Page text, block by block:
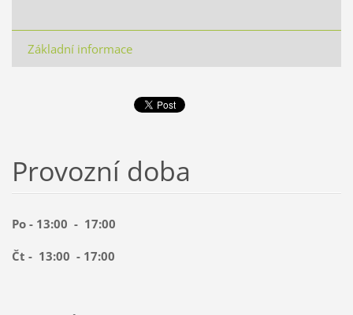
Základní informace
Provozní doba
Po - 13:00 - 17:00
Čt - 13:00 - 17:00